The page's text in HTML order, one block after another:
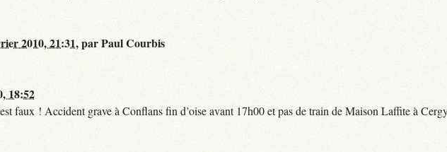
2010, 21:31,parPaul Courbis
18:52
faux ! Accident grave à Conflans fin d’oise avant 17h00 et pas de train de Maison Laffite à